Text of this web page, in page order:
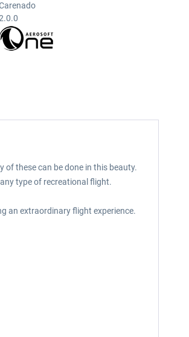
these can be done in this beauty.
type of recreational flight.
an extraordinary flight experience.